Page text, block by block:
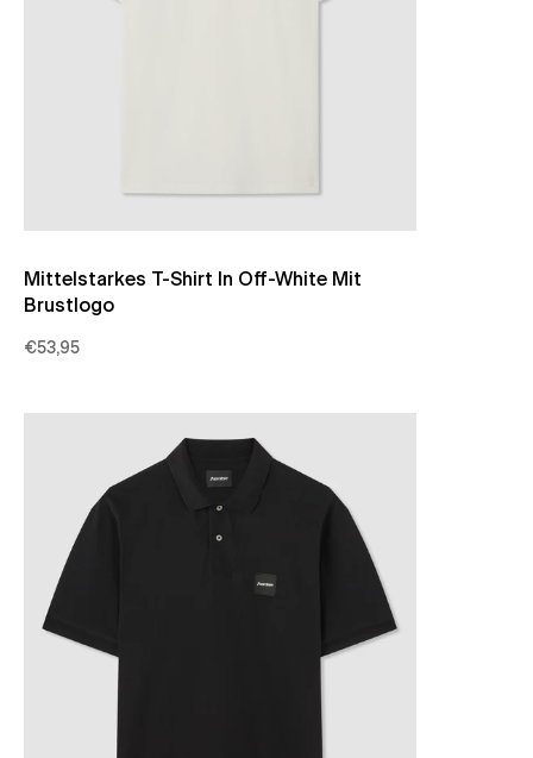
Mittelstarkes T-Shirt In Off-White Mit
Brustlogo
€53,95